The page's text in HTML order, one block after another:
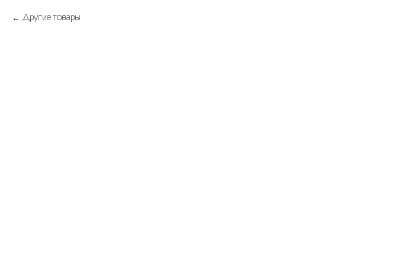
Другие товары